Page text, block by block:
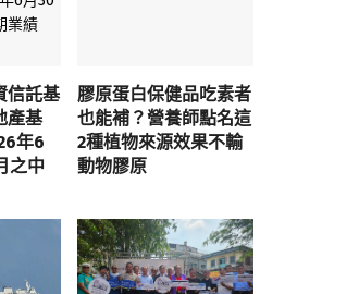
信託基
產基
年6
之中
膠原蛋白保健品吃素者
也能補？營養師點名這
2種植物來源效果不輸
動物膠原